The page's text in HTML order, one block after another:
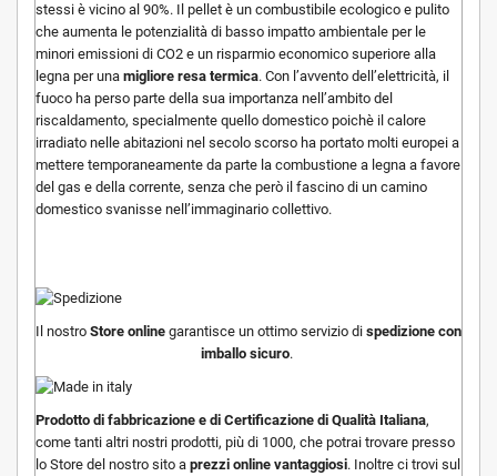
stessi è vicino al 90%. Il pellet è un combustibile ecologico e pulito
che aumenta le potenzialità di basso impatto ambientale per le
minori emissioni di CO2 e un risparmio economico superiore alla
legna per una migliore resa termica. Con l’avvento dell’elettricità, il
fuoco ha perso parte della sua importanza nell’ambito del
riscaldamento, specialmente quello domestico poichè il calore
irradiato nelle abitazioni nel secolo scorso ha portato molti europei a
mettere temporaneamente da parte la combustione a legna a favore
del gas e della corrente, senza che però il fascino di un camino
domestico svanisse nell’immaginario collettivo.
Il nostro Store online garantisce un ottimo servizio di spedizione con
imballo sicuro.
Prodotto di fabbricazione e di Certificazione di Qualità Italiana,
come tanti altri nostri prodotti, più di 1000, che potrai trovare presso
lo Store del nostro sito a prezzi online vantaggiosi. Inoltre ci trovi sul